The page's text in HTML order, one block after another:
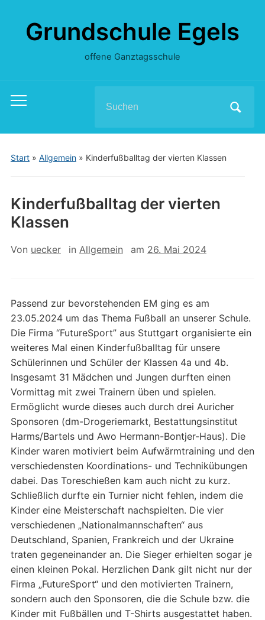
Grundschule Egels
offene Ganztagsschule
Toggle
menu
for:
Start» Allgemein» Kinderfußballtag der vierten Klassen
Kinderfußballtag der vierten
Klassen
Von uecker in Allgemein am 26. Mai 2024
Passend zur bevorstehenden EM ging es am
23.05.2024 um das Thema Fußball an unserer Schule.
Die Firma “FutureSport” aus Stuttgart organisierte ein
weiteres Mal einen Kinderfußballtag für unsere
Schülerinnen und Schüler der Klassen 4a und 4b.
Insgesamt 31 Mädchen und Jungen durften einen
Vormittag mit zwei Trainern üben und spielen.
Ermöglicht wurde dieses auch durch drei Auricher
Sponsoren (dm-Drogeriemarkt, Bestattungsinstitut
Harms/Bartels und Awo Hermann-Bontjer-Haus). Die
Kinder waren motiviert beim Aufwärmtraining und den
verschiedensten Koordinations- und Technikübungen
dabei. Das Toreschießen kam auch nicht zu kurz.
Schließlich durfte ein Turnier nicht fehlen, indem die
Kinder eine Meisterschaft nachspielten. Die vier
verschiedenen „Nationalmannschaften“ aus
Deutschland, Spanien, Frankreich und der Ukraine
traten gegeneinander an. Die Sieger erhielten sogar je
einen kleinen Pokal. Herzlichen Dank gilt nicht nur der
Firma „FutureSport“ und den motivierten Trainern,
sondern auch den Sponsoren, die die Schule bzw. die
Kinder mit Fußbällen und T-Shirts ausgestattet haben.